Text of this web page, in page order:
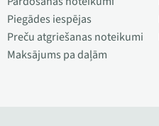
Piegādes iespējas
Preču atgriešanas noteikumi
Maksājums pa daļām